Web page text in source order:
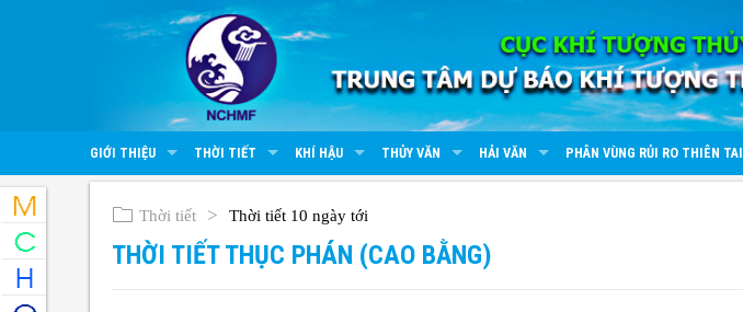
GIỚI THIỆU THỜI TIẾT KHÍ HẬU THỦY VĂN HẢI VĂN PHÂN VÙNG RỦI RO THIÊN TAI
Thời tiết Thời tiết 10 ngày tới
THỜI TIẾT THỤC PHÁN (CAO BẰNG)